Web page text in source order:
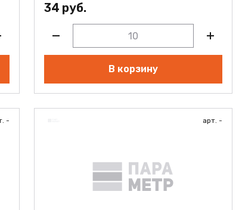
34 руб.
В корзину
- арт. -